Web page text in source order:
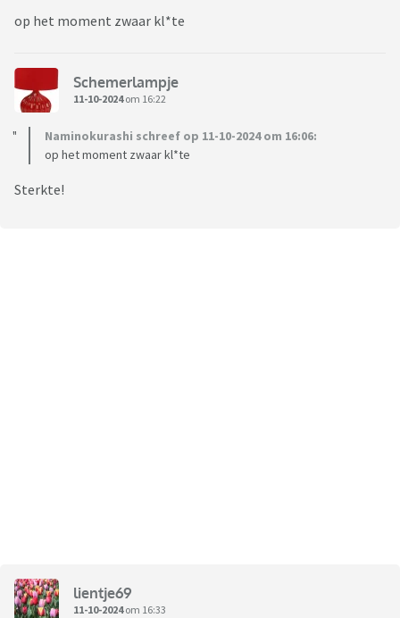
op het moment zwaar kl*te
Schemerlampje
11-10-2024om 16:22
Naminokurashi schreef op 11-10-2024 om 16:06:
op het moment zwaar kl*te
Sterkte!
lientje69
11-10-2024om 16:33